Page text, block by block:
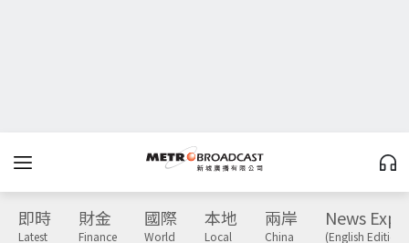
即時
Latest
財金
Finance
國際
World
本地
Local
兩岸
China
News
(English Edition)